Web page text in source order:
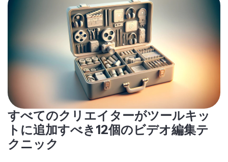
すべてのクリエイターがツールキッ
トに追加すべき12個のビデオ編集テ
クニック